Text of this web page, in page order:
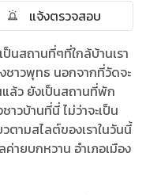
แจ้งตรวจสอบ
นสถานที่ๆที่ใกล้บ้านเรา
าวพุทธ นอกจากที่วัดจะ
ล้ว ยังเป็นสถานที่พัก
าวบ้านที่นี่ ไม่ว่าจะเป็น
ตามสไลต์ของเราในวันนี้
ายบกหวาน อำเภอเมือง